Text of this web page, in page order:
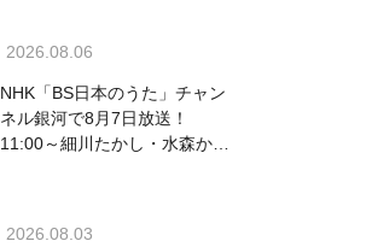
2026.08.06
NHK「BS日本のうた」チャン
ネル銀河で8月7日放送！
11:00～細川たかし・水森かお
2026.08.03